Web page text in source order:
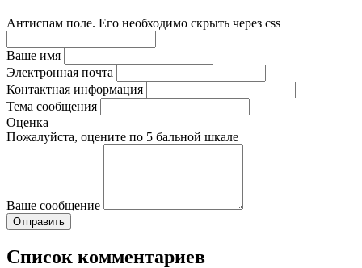
Антиспам поле. Его необходимо скрыть через css
Ваше имя
Электронная почта
Контактная информация
Тема сообщения
Оценка
Пожалуйста, оцените по 5 бальной шкале
Ваше сообщение
Список комментариев